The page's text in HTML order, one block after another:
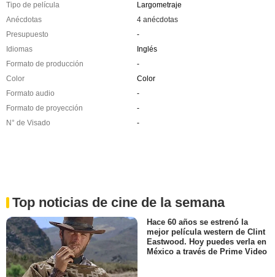
Tipo de película
Largometraje
Anécdotas
4 anécdotas
Presupuesto
-
Idiomas
Inglés
Formato de producción
-
Color
Color
Formato audio
-
Formato de proyección
-
N° de Visado
-
Top noticias de cine de la semana
Hace 60 años se estrenó la
mejor película western de Clint
Eastwood. Hoy puedes verla en
México a través de Prime Video